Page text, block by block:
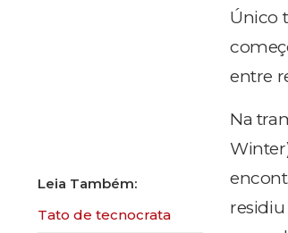
Tato de tecnocrata
Único
entre
Na
residiu